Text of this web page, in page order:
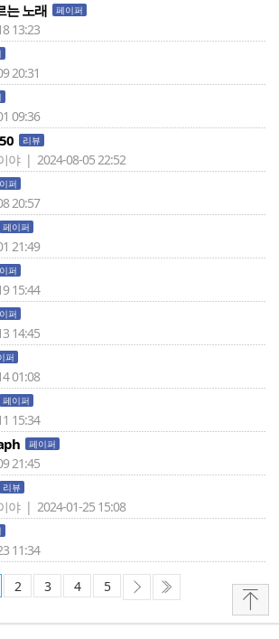
는 노래 페이퍼
13:23
20:31
09:36
리뷰
야 | 2024-08-05 22:52
퍼
20:57
페이퍼
21:49
퍼
15:44
퍼
14:45
퍼
01:08
페이퍼
15:34
페이퍼
21:45
리뷰
야 | 2024-01-25 15:08
11:34
2 3 4 5